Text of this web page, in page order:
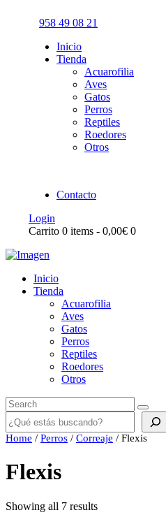
958 49 08 21
Inicio
Tienda
Acuarofilia
Aves
Gatos
Perros
Reptiles
Roedores
Otros
Contacto
Login
Carrito 0 items - 0,00€ 0
Inicio
Tienda
Acuarofilia
Aves
Gatos
Perros
Reptiles
Roedores
Otros
Buscar
Home / Perros / Correaje / Flexis
Flexis
Showing all 7 results